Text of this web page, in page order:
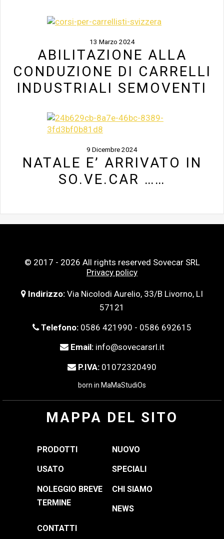
13 Marzo 2024
ABILITAZIONE ALLA
CONDUZIONE DI CARRELLI
INDUSTRIALI SEMOVENTI
9 Dicembre 2024
NATALE E’ ARRIVATO IN
SO.VE.CAR ……
© 2017 - 2026 All rights reserved Sovecar SRL
Privacy policy
Indirizzo: Via Nicolodi Aurelio, 33/B Livorno, LI
57121
Telefono: 0586 421990 - 0586 692615
Email: info@sovecarsrl.it
P.IVA: 01072320490
born in MaMaStudiOs
MAPPA DEL SITO
PRODOTTI NUOVO
USATO SPECIALI
NOLEGGIO BREVE
TERMINE
CHI SIAMO
NEWS
CONTATTI